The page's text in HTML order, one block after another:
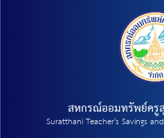
สหกรณ์ออมทรัพย์ครู
Suratthani Teacher's Savings